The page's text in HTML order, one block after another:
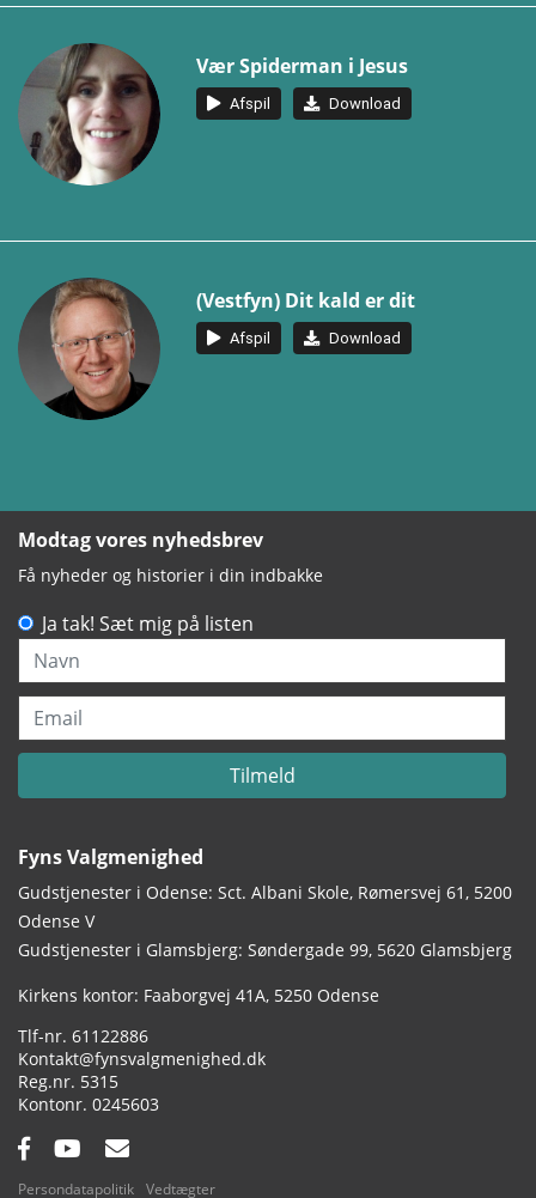
Vær Spiderman i Jesus
Afspil Download
(Vestfyn) Dit kald er dit
Afspil Download
Fyns Valgmenighed
Gudstjenester i Odense: Sct. Albani Skole, Rømersvej 61, 5200
Odense V
Gudstjenester i Glamsbjerg: Søndergade 99, 5620 Glamsbjerg
Adresse:
Kirkens kontor: Faaborgvej 41A 5250 Odense
Tlf.:
61122886
Email:
Kontakt@fynsvalgmenighed.dk
Reg.nr.:
5315
Kontonummer:
0245603
Facebook:
YouTube:
Email:
Modtag vores nyhedsbrev
Få nyheder og historier i din indbakke
Ja tak! Sæt mig på listen
Navn
Email
Tilmeld
Persondatapolitik Vedtægter